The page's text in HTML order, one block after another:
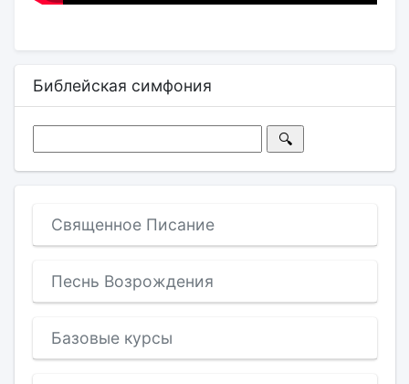
Библейская симфония
Священное Писание
Песнь Возрождения
Базовые курсы